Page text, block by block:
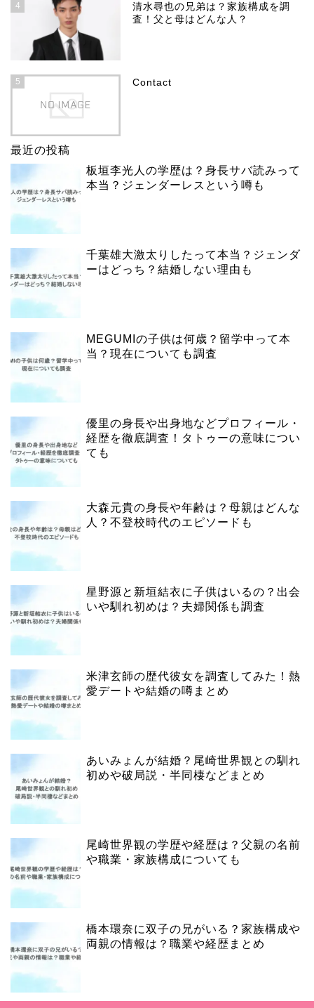
4
清水尋也の兄弟は？家族構成を調
査！父と母はどんな人？
5 Contact
最近の投稿
板垣李光人の学歴は？身長サバ読みって
本当？ジェンダーレスという噂も
千葉雄大激太りしたって本当？ジェンダ
ーはどっち？結婚しない理由も
MEGUMIの子供は何歳？留学中って本
当？現在についても調査
優里の身長や出身地などプロフィール・
経歴を徹底調査！タトゥーの意味につい
ても
大森元貴の身長や年齢は？母親はどんな
人？不登校時代のエピソードも
星野源と新垣結衣に子供はいるの？出会
いや馴れ初めは？夫婦関係も調査
米津玄師の歴代彼女を調査してみた！熱
愛デートや結婚の噂まとめ
あいみょんが結婚？尾崎世界観との馴れ
初めや破局説・半同棲などまとめ
尾崎世界観の学歴や経歴は？父親の名前
や職業・家族構成についても
橋本環奈に双子の兄がいる？家族構成や
両親の情報は？職業や経歴まとめ